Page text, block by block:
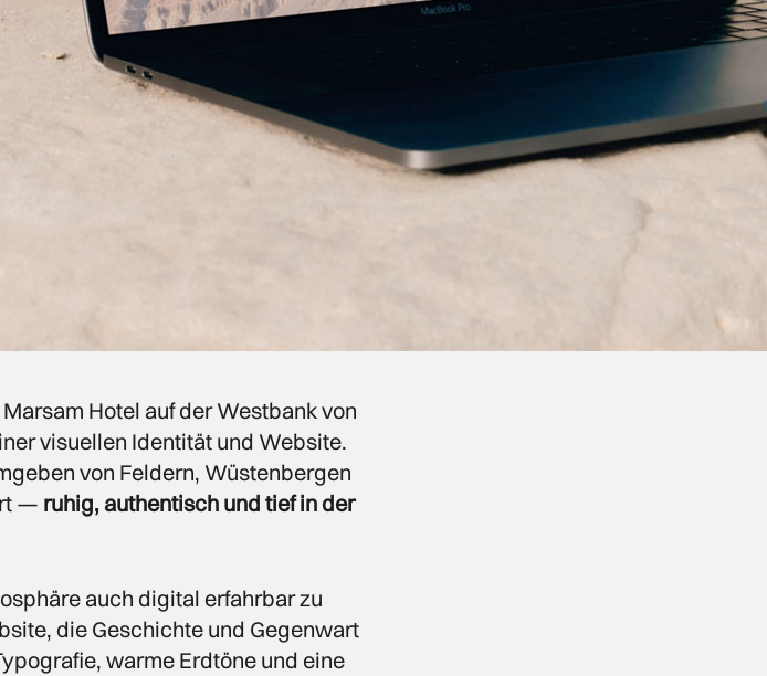
Hotel auf der Westbank von
visuellen Identität und Website.
von Feldern, Wüstenbergen
— ruhig, authentisch und tief in der
auch digital erfahrbar zu
die Geschichte und Gegenwart
warme Erdtöne und eine